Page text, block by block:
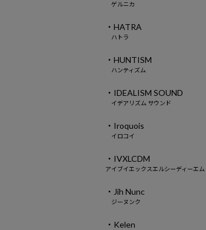
ゲルニカ
・HATRA
ハトラ
・HUNTISM
ハンティズム
・IDEALISM SOUND
イデアリズム サウンド
・Iroquois
イロコイ
・IVXLCDM
アイブイエックスエルシーディーエム
・Jih Nunc
ジーヌンク
・Kelen